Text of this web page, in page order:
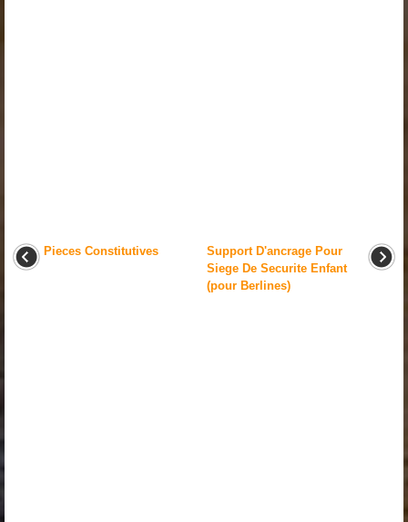
Pieces Constitutives
Support D'ancrage Pour
Siege De Securite Enfant
(pour Berlines)